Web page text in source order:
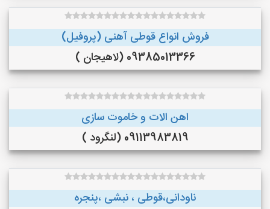
فروش انواع قوطی آهنی (پروفیل)
09385013366 (لاهیجان )
اهن الات و خاموت سازی
09113983819 (لنگرود )
ناودانی،قوطی ، نبشی ،پنجره